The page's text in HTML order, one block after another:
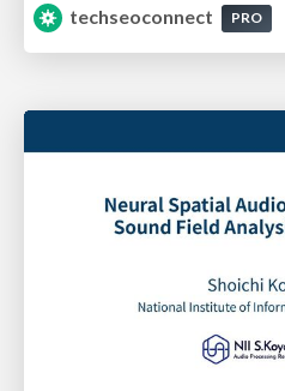
techseoconnect
PRO